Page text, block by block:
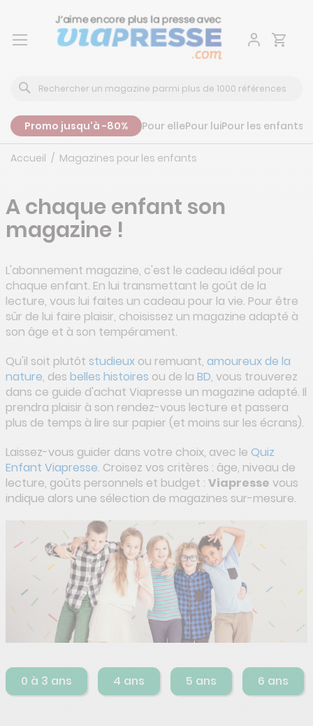
Aller
Promo jusqu'à -80% Pour ellePour luiPour les enfants
Accueil Magazines pour les enfants
A chaque enfant son
magazine !
L'abonnement magazine, c'est le cadeau idéal pour
chaque enfant. En lui transmettant le goût de la
lecture, vous lui faites un cadeau pour la vie. Pour être
sûr de lui faire plaisir, choisissez un magazine adapté à
son âge et à son tempérament.
Qu'il soit plutôt studieux ou remuant, amoureux de la
nature, des belles histoires ou de la BD, vous trouverez
dans ce guide d'achat Viapresse un magazine adapté. Il
prendra plaisir à son rendez-vous lecture et passera
plus de temps à lire sur papier (et moins sur les écrans).
Laissez-vous guider dans votre choix, avec le Quiz
Enfant Viapresse. Croisez vos critères : âge, niveau de
lecture, goûts personnels et budget : Viapresse vous
indique alors une sélection de magazines sur-mesure.
0 à 3 ans 4 ans 5 ans 6 ans